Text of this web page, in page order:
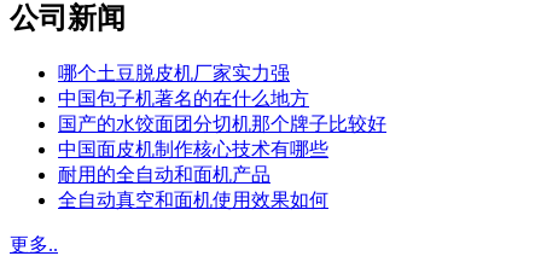
公司新闻
哪个土豆脱皮机厂家实力强
中国包子机著名的在什么地方
国产的水饺面团分切机那个牌子比较好
中国面皮机制作核心技术有哪些
耐用的全自动和面机产品
全自动真空和面机使用效果如何
更多..